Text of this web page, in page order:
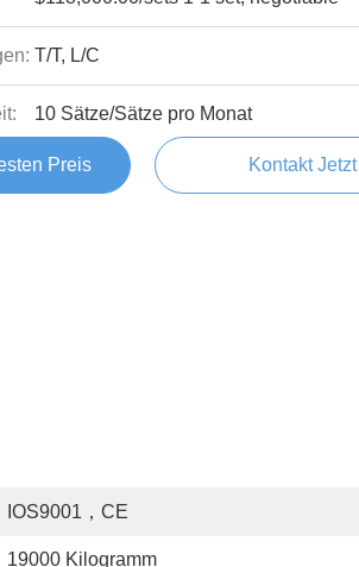
T/T, L/C
10 Sätze/Sätze pro Monat
Preis Kontakt Jetzt
IOS9001，CE
19000 Kilogramm